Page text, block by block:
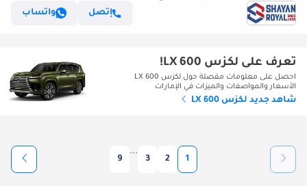
إتصل
واتساب
تعرف على لكزس LX 600!
احصل على معلومات مفصلة حول لكزس LX 600
الأسعار والمواصفات والميزات في الإمارات
شاهد جديد لكزس LX 600
1
2
3
...
9